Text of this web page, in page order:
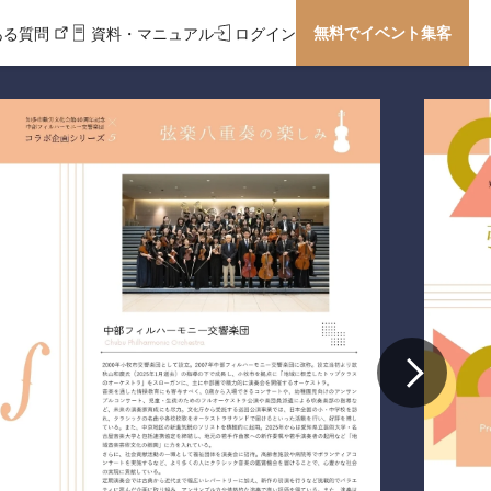
質問 資料・マニュアル ログイン 無料でイベント集客